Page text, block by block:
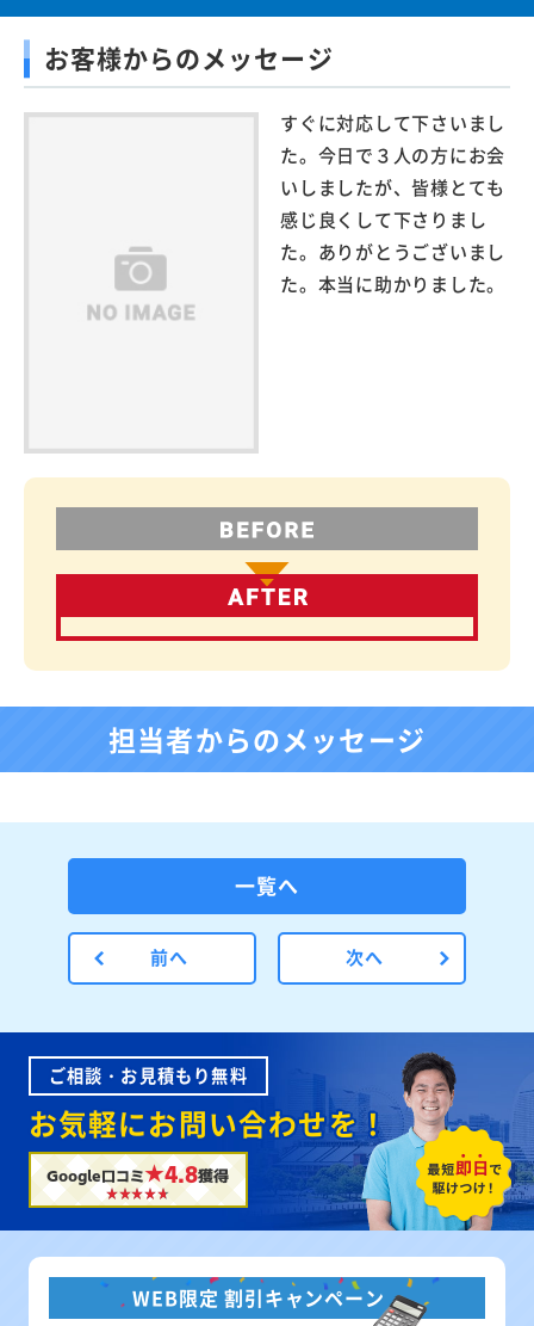
お客様からのメッセージ
すぐに対応して下さいまし
た。今日で３人の方にお会
いしましたが、皆様とても
感じ良くして下さりまし
た。ありがとうございまし
た。本当に助かりました。
担当者からのメッセージ
前へ
一覧へ
次へ
ご相談・お見積もり無料
お気軽にお問い合わせを！
Google口コミ★4.8獲得
WEB限定 割引キャンペーン